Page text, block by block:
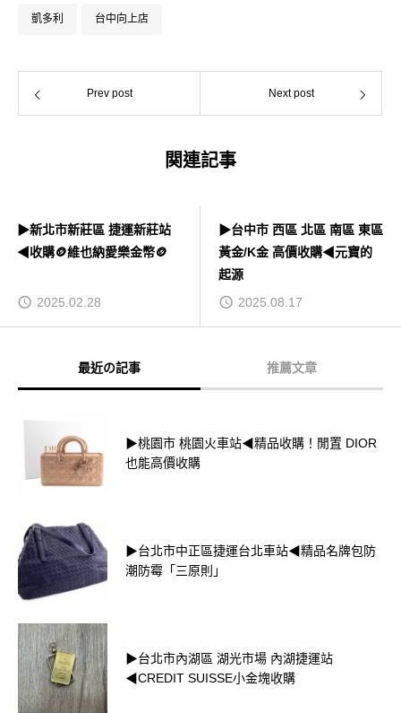
凱多利 台中向上店
Prev post Next post
関連記事
▶新北市新莊區 捷運新莊站
◀收購🪙維也納愛樂金幣🪙
2025.02.28
▶台中市 西區 北區 南區 東區
黃金/K金 高價收購◀元寶的
起源
2025.08.17
最近の記事 推薦文章
▶桃園市 桃園火車站◀精品收購！閒置 DIOR
也能高價收購
▶台北市中正區捷運台北車站◀精品名牌包防
潮防霉「三原則」
▶台北市內湖區 湖光市場 內湖捷運站
◀CREDIT SUISSE小金塊收購